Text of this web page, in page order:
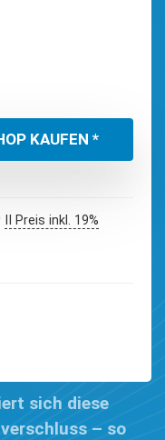
KAUFEN *
II Preis inkl. 19%
sich diese
– so